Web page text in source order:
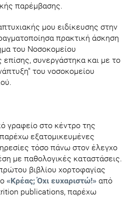
παρέμβασης.
μου ειδίκευσης στην
πρακτική άσκηση
του Νοσοκομείου
συνεργάστηκα και με το
του νοσοκομείου
γραφείο στο κέντρο της
εξατομικευμένες
τόσο πάνω στον έλεγχο
με παθολογικές καταστάσεις.
βιβλίου χορτοφαγίας
«Κρέας; Όχι ευχαριστώ!» από
publications, παρέχω